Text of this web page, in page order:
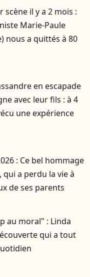
scène il y a 2 mois :
Marie-Paule
nous a quittés à 80
en escapade
avec leur fils : à 4
une expérience
: Ce bel hommage
qui a perdu la vie à
de ses parents
au moral" : Linda
qui a tout